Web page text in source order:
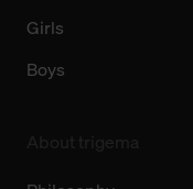
Girls
Boys